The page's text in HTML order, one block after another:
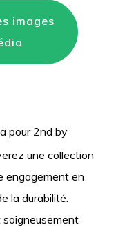
images
pour 2nd by
une collection
engagement en
la durabilité.